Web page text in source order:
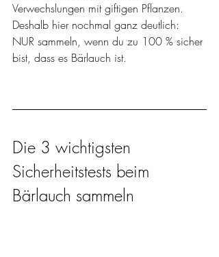
Verwechslungen mit giftigen Pflanzen.
Deshalb hier nochmal ganz deutlich:
NUR sammeln, wenn du zu 100 % sicher
bist, dass es Bärlauch ist.
Die 3 wichtigsten
Sicherheitstests beim
Bärlauch sammeln